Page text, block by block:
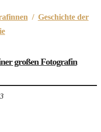
/ Geschichte der
großen Fotografin